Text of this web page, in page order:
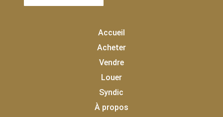
Accueil
Acheter
Vendre
Louer
Syndic
À propos